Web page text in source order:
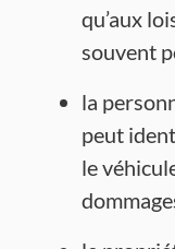
qu’aux
souvent
la
peut
le